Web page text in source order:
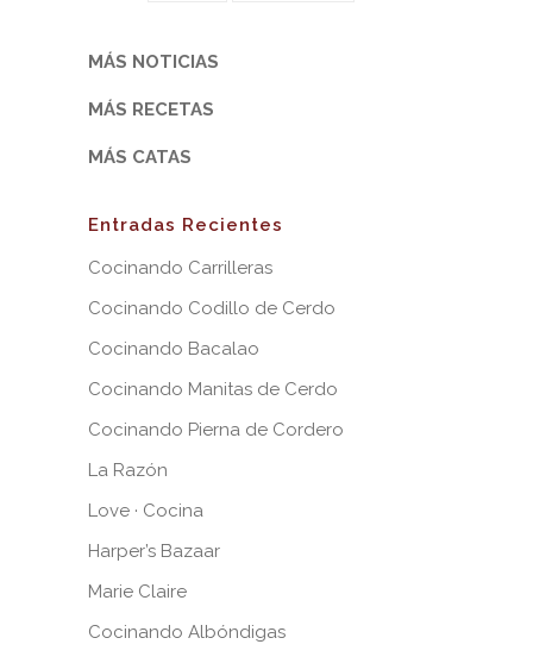
MÁS NOTICIAS
MÁS RECETAS
MÁS CATAS
Entradas Recientes
Cocinando Carrilleras
Cocinando Codillo de Cerdo
Cocinando Bacalao
Cocinando Manitas de Cerdo
Cocinando Pierna de Cordero
La Razón
Love · Cocina
Harper’s Bazaar
Marie Claire
Cocinando Albóndigas